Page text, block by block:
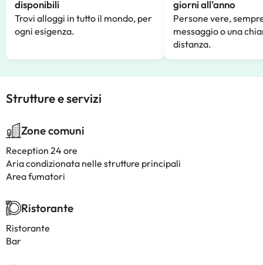
disponibili
Trovi alloggi in tutto il mondo, per
ogni esigenza.
giorni all’anno
Persone vere,
messaggio o una
distanza.
Strutture e servizi
Zone comuni
Reception 24 ore
Aria condizionata nelle strutture principali
Area fumatori
Ristorante
Ristorante
Bar